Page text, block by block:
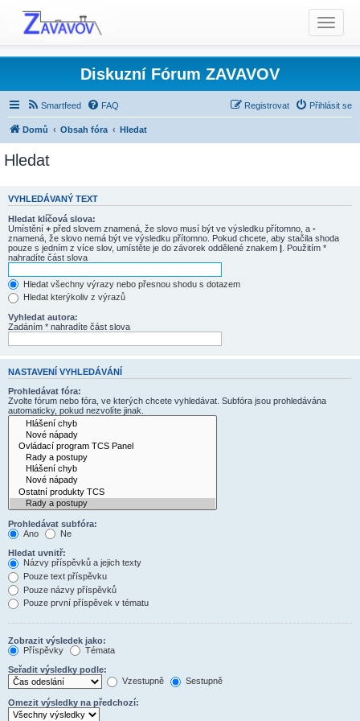
T
o
g
l
e
n
a
i
o
Diskuzní Fórum ZAVAVOV
Smartfeed FAQ Přihlásit se
Registrovat
Domů Obsah fóra Hledat
Hledat
VYHLEDÁVANÝ TEXT
Hledat klíčová slova:
Umístění + před slovem znamená, že slovo musí být ve výsledku přítomno, a -
znamená, že slovo nemá být ve výsledku přítomno. Pokud chcete, aby stačila shoda
pouze s jedním z více slov, umístěte je do závorek oddělené znakem | . Použitím *
nahradíte část slova
Hledat všechny výrazy nebo přesnou shodu s dotazem
Hledat kterýkoliv z výrazů
Vyhledat autora:
Zadáním * nahradíte část slova
NASTAVENÍ VYHLEDÁVÁNÍ
Prohledávat fóra:
Zvolte fórum nebo fóra, ve kterých chcete vyhledávat. Subfóra jsou prohledávána
automaticky, pokud nezvolíte jinak.
Prohledávat subfóra:
Ano
Ne
Hledat uvnitř:
Názvy příspěvků a jejich texty
Pouze text příspěvku
Pouze názvy příspěvků
Pouze první příspěvek v tématu
Zobrazit výsledek jako:
Příspěvky
Témata
Seřadit výsledky podle:
Vzestupně
Sestupně
Omezit výsledky na předchozí: